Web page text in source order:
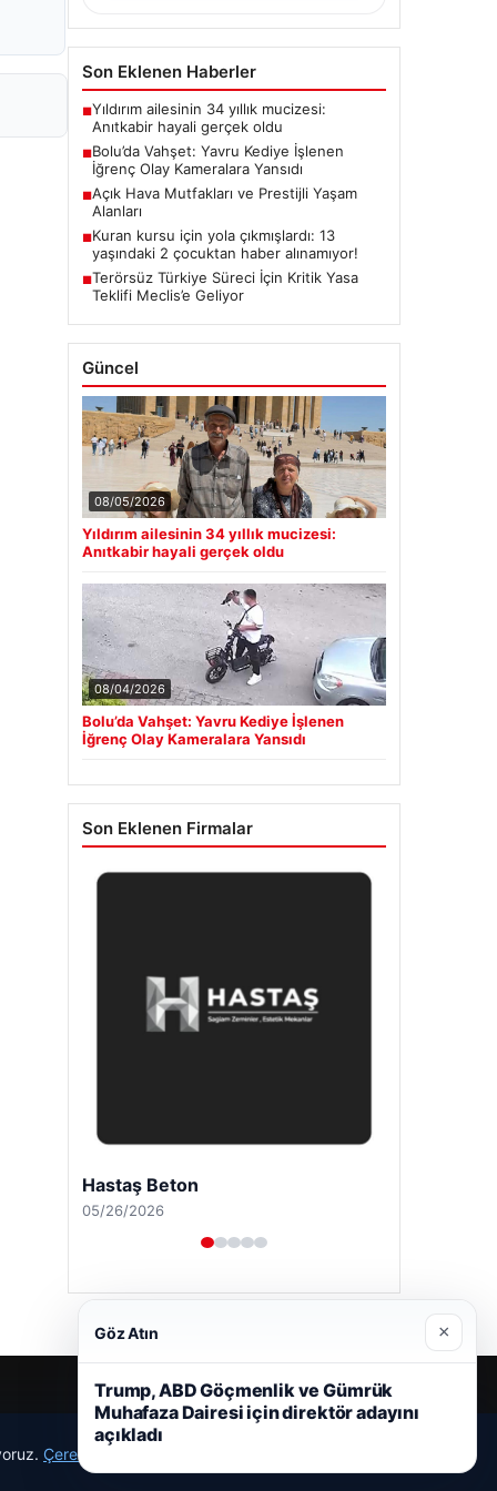
Son Eklenen Haberler
■Yıldırım ailesinin 34 yıllık mucizesi:
Anıtkabir hayali gerçek oldu
■Bolu’da Vahşet: Yavru Kediye İşlenen
İğrenç Olay Kameralara Yansıdı
■Açık Hava Mutfakları ve Prestijli Yaşam
Alanları
■Kuran kursu için yola çıkmışlardı: 13
yaşındaki 2 çocuktan haber alınamıyor!
■Terörsüz Türkiye Süreci İçin Kritik Yasa
Teklifi Meclis’e Geliyor
Güncel
08/05/2026
Yıldırım ailesinin 34 yıllık mucizesi:
Anıtkabir hayali gerçek oldu
08/04/2026
Bolu’da Vahşet: Yavru Kediye İşlenen
İğrenç Olay Kameralara Yansıdı
Son Eklenen Firmalar
Hastaş Beton
05/26/2026
Çerez Politikamız
Göz Atın ×
Trump, ABD Göçmenlik ve Gümrük
Muhafaza Dairesi için direktör adayını
açıkladı